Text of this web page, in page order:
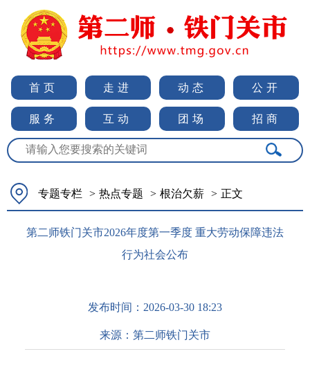
首页 走进 动态 公开
服务 互动 团场 招商
专题专栏 > 热点专题 > 根治欠薪 > 正文
第二师铁门关市2026年度第一季度 重大劳动保障违法
行为社会公布
发布时间： 2026-03-30 18:23
来源： 第二师铁门关市